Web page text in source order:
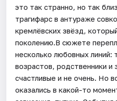
это так странно, но так
трагифарс в антураже
кремлёвских звёзд,
поколению.В сюжете
несколько любовных линий:
возрастов, родственники и
счастливые и не очень. Но
оказались в какой-то